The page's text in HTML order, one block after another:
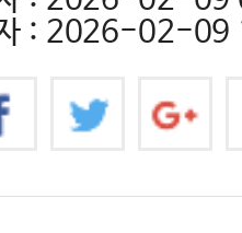
: 2026-02-09